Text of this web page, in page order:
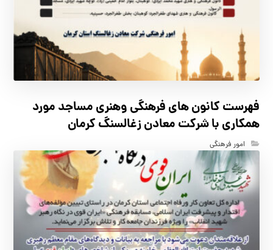
فهرست كانون هاي فرهنگي وهنري مساجد مورد
همكاري با شركت معادن زغالسنگ كرمان
امور فرهنگی